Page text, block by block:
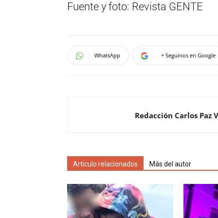
Fuente y foto: Revista GENTE
WhatsApp + Seguinos en Google
Redacción Carlos Paz
Artículo relacionados Más del autor